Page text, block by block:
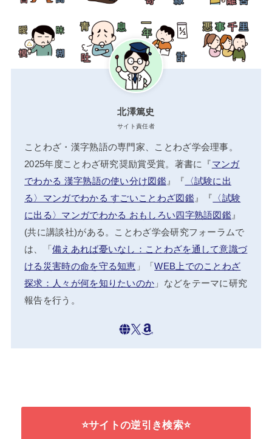
北澤篤史
サイト責任者
ことわざ・漢字熟語の専門家、ことわざ学会理事。
2025年度ことわざ研究奨励賞受賞。著書に『マンガ
でわかる 漢字熟語の使い分け図鑑』『 〈試験に出
る〉マンガでわかる すごいことわざ図鑑』『 〈試験
に出る〉マンガでわかる おもしろい四字熟語図鑑』
(共に講談社)がある。ことわざ学会研究フォーラムで
は、「備えあれば憂いなし：ことわざを通して意識づ
ける災害時の命を守る知恵 」「WEB上でのことわざ
探求：人々が何を知りたいのか 」などをテーマに研究
報告を行う。
⭐サイトの逆引き検索⭐